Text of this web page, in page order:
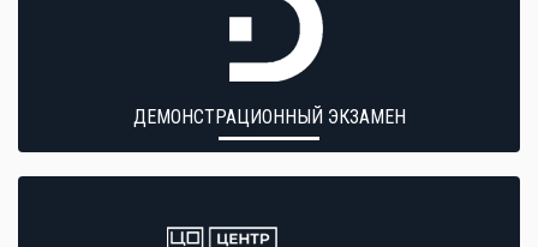
ДЕМОНСТРАЦИОННЫЙ ЭКЗАМЕН